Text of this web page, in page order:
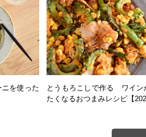
を使った
とうもろこしで作る ワイン
たくなるおつまみレシピ【